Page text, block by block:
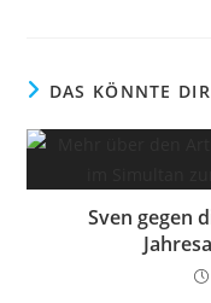
DAS KÖNNTE
Sven gegen